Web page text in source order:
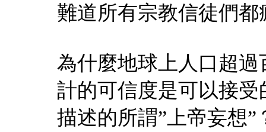
難道所有宗教信徒們
為什麼地球上人口超
計的可信度是可以接
描述的所謂”上帝妄想